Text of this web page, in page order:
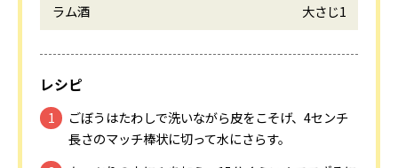
ラム酒
大さじ1
レシピ
ごぼうはたわしで洗いながら皮をこそげ、4センチ
長さのマッチ棒状に切って水にさらす。